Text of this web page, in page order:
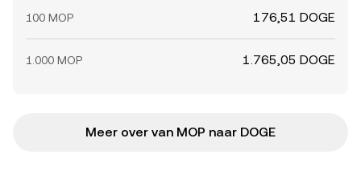
100 MOP 176,51 DOGE
1.000 MOP 1.765,05 DOGE
Meer over van MOP naar DOGE